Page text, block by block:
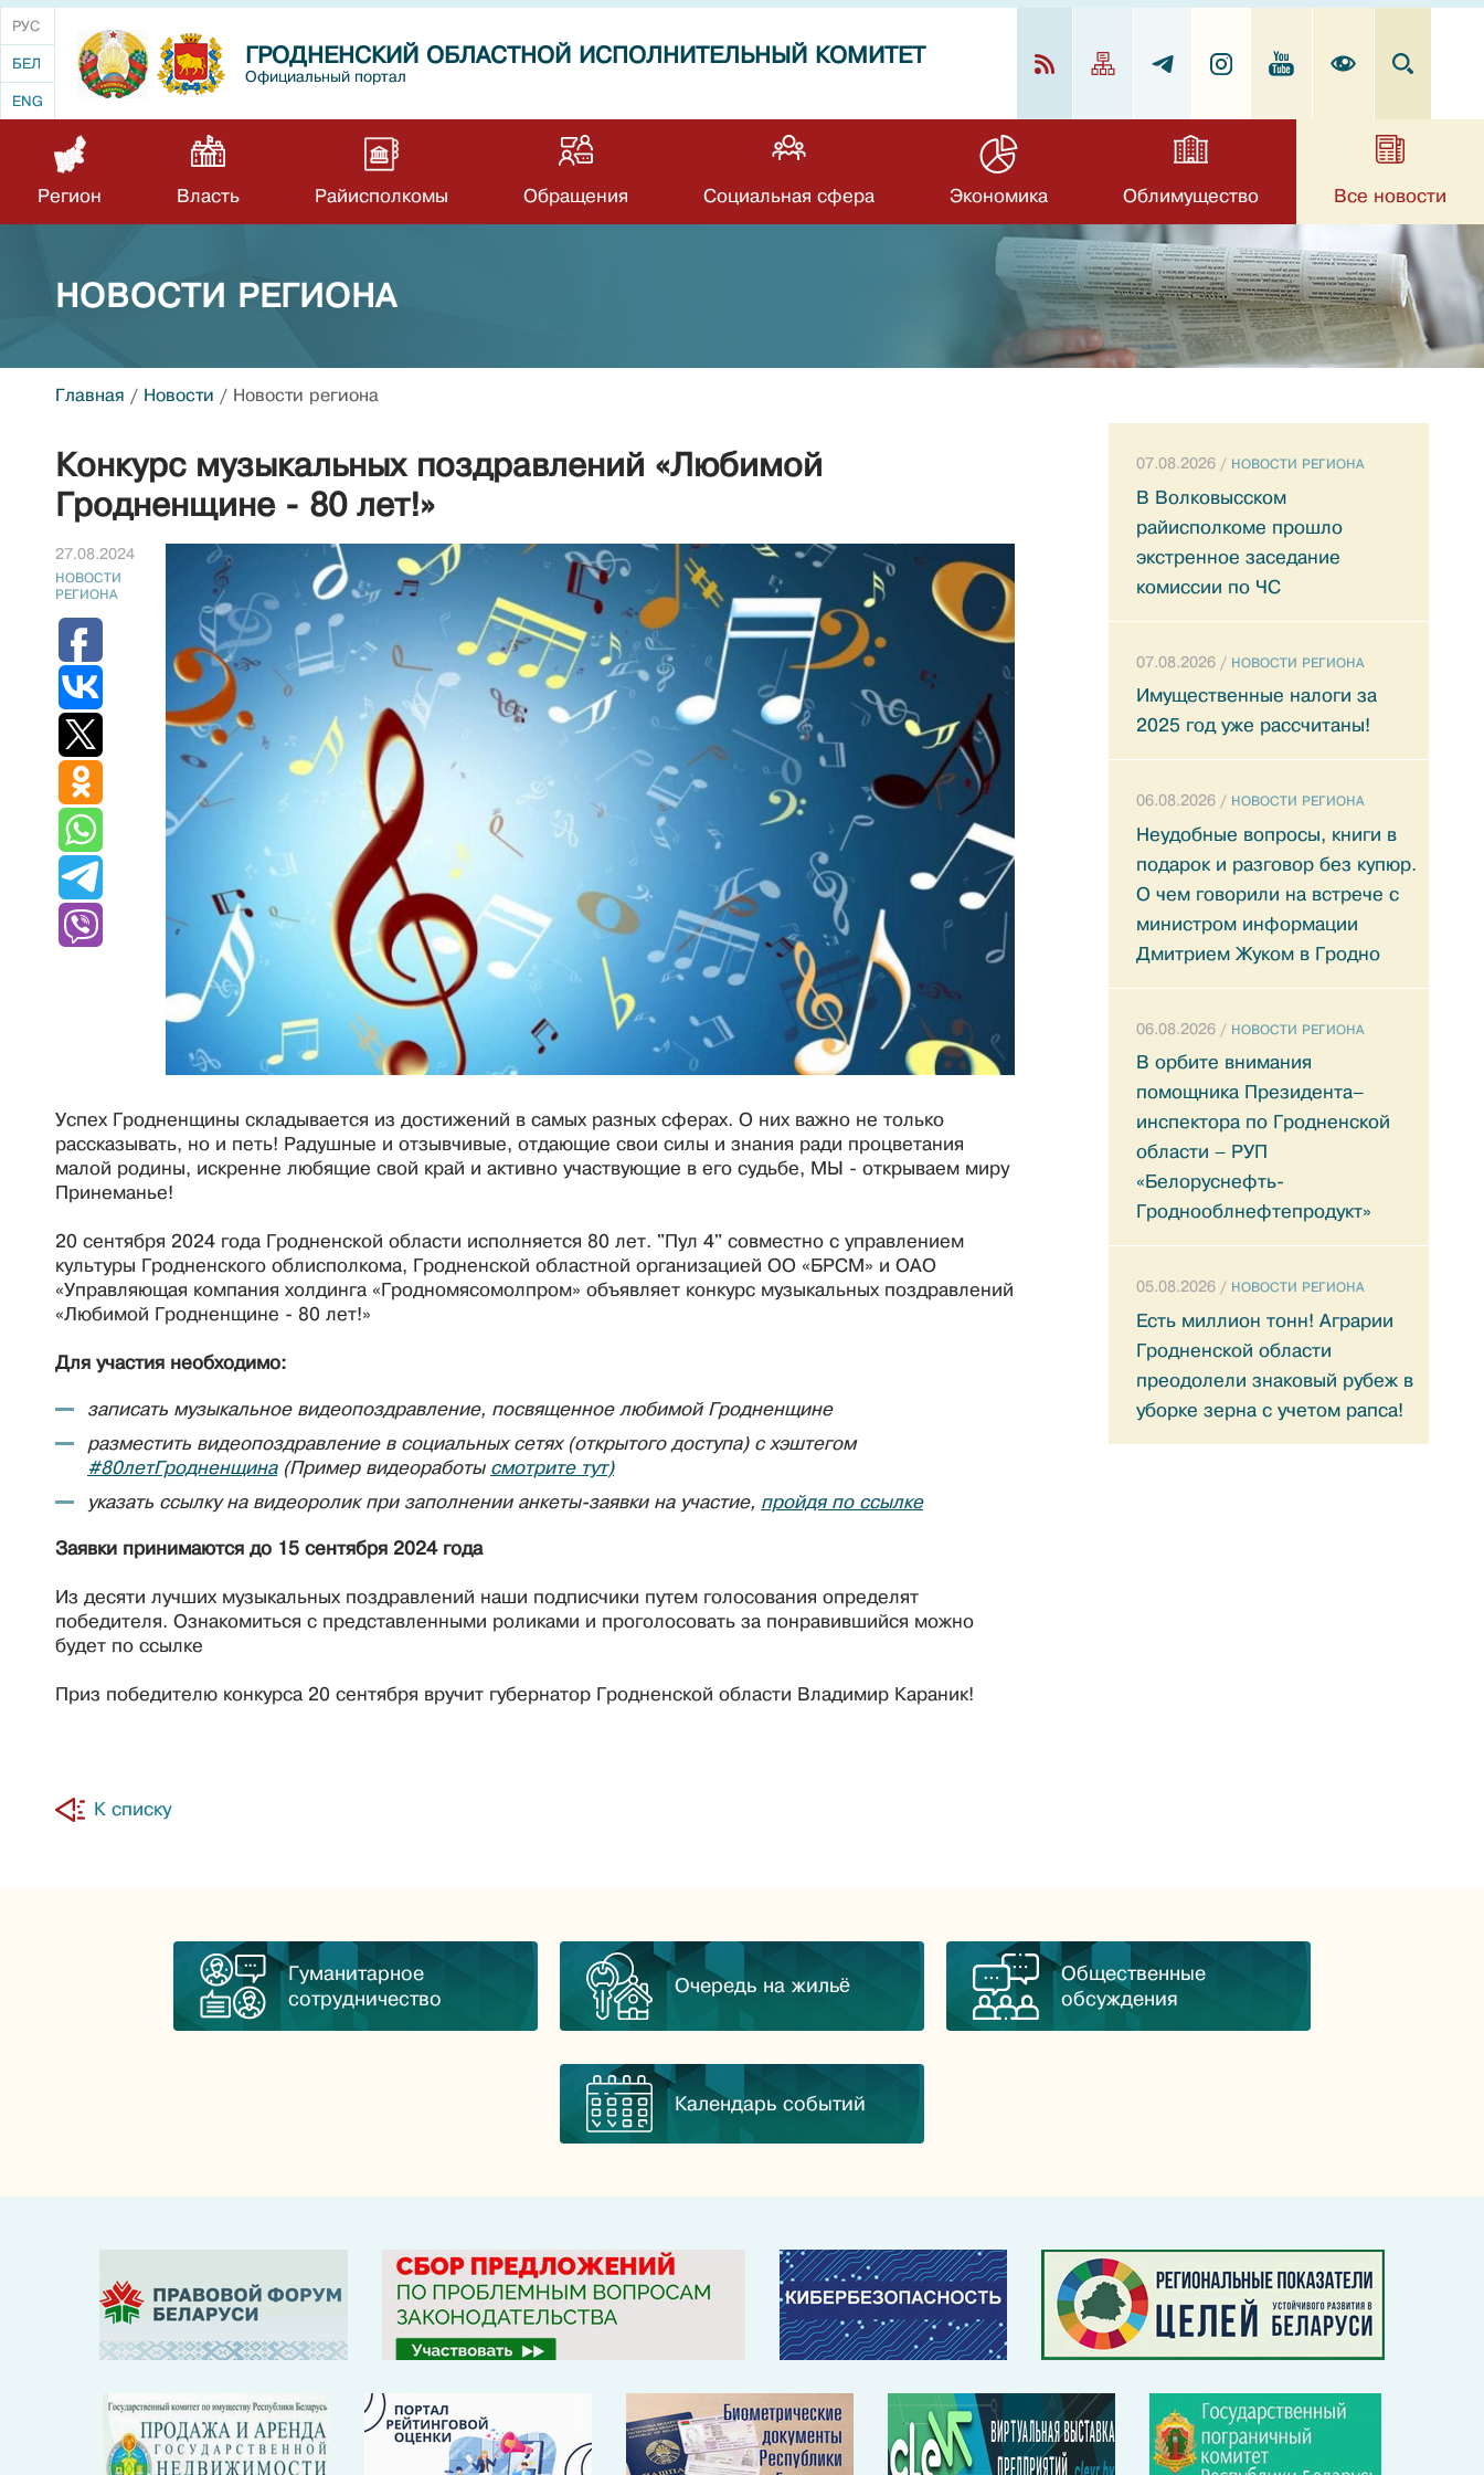
РУС
БЕЛ
ENG
ГРОДНЕНСКИЙ ОБЛАСТНОЙ ИСПОЛНИТЕЛЬНЫЙ КОМИТЕТ
Официальный портал
Регион Власть Райисполкомы Обращения Социальная сфера Экономика Облимущество Все новости
НОВОСТИ РЕГИОНА
Главная / Новости / Новости региона
Конкурс музыкальных поздравлений «Любимой
Гродненщине - 80 лет!»
27.08.2024
НОВОСТИ
РЕГИОНА
Успех Гродненщины складывается из достижений в самых разных сферах. О них важно не только
рассказывать, но и петь! Радушные и отзывчивые, отдающие свои силы и знания ради процветания
малой родины, искренне любящие свой край и активно участвующие в его судьбе, МЫ - открываем миру
Принеманье!
20 сентября 2024 года Гродненской области исполняется 80 лет. "Пул 4" совместно с управлением
культуры Гродненского облисполкома, Гродненской областной организацией ОО «БРСМ» и ОАО
«Управляющая компания холдинга «Гродномясомолпром» объявляет конкурс музыкальных поздравлений
«Любимой Гродненщине - 80 лет!»
Для участия необходимо:
записать музыкальное видеопоздравление, посвященное любимой Гродненщине
разместить видеопоздравление в социальных сетях (открытого доступа) с хэштегом
#80летГродненщина(Пример видеоработы смотрите тут)
указать ссылку на видеоролик при заполнении анкеты-заявки на участие, пройдя по ссылке
Заявки принимаются до 15 сентября 2024 года
Из десяти лучших музыкальных поздравлений наши подписчики путем голосования определят
победителя. Ознакомиться с представленными роликами и проголосовать за понравившийся можно
будет по ссылке
Приз победителю конкурса 20 сентября вручит губернатор Гродненской области Владимир Караник!
К списку
07.08.2026 / НОВОСТИ РЕГИОНА
В Волковысском
райисполкоме прошло
экстренное заседание
комиссии по ЧС
07.08.2026 / НОВОСТИ РЕГИОНА
Имущественные налоги за
2025 год уже рассчитаны!
06.08.2026 / НОВОСТИ РЕГИОНА
Неудобные вопросы, книги в
подарок и разговор без купюр.
О чем говорили на встрече с
министром информации
Дмитрием Жуком в Гродно
06.08.2026 / НОВОСТИ РЕГИОНА
В орбите внимания
помощника Президента–
инспектора по Гродненской
области – РУП
«Белоруснефть-
Гроднооблнефтепродукт»
05.08.2026 / НОВОСТИ РЕГИОНА
Есть миллион тонн! Аграрии
Гродненской области
преодолели знаковый рубеж в
уборке зерна с учетом рапса!
Гуманитарное
сотрудничество
Очередь на жильё
Общественные
обсуждения
Календарь событий